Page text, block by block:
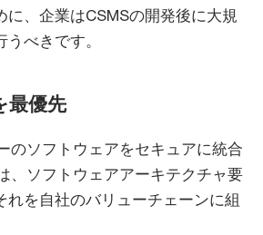
に、企業はCSMSの開発後に大規
べきです。
最優先
のソフトウェアをセキュアに統合
、ソフトウェアアーキテクチャ要
れを自社のバリューチェーンに組